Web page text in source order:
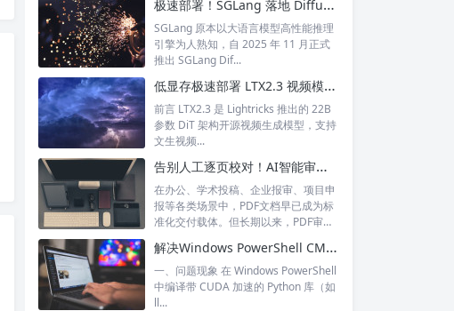
极速部署！SGLang 落地 Diffusers 图像生成模型全教程
SGLang 原本以大语言模型高性能推理
引擎为人熟知，自 2025 年 11 月正式
推出 SGLang Dif...
低显存极速部署 LTX2.3 视频模型｜BBuf ltx23-modelopt-fp8-sglang-transformer 完整解析
前言 LTX2.3 是 Lightricks 推出的 22B
参数 DiT 架构开源视频生成模型，支持
文生视频...
告别人工逐页校对！AI智能审稿系统，一站式搞定PDF文档合规审核
在办公、学术投稿、企业报审、项目申
报等各类场景中，PDF文档早已成为标
准化交付载体。但长期以来，PDF审稿
解决Windows PowerShell CMAKE_ARGS 报错：无法识别 cmdlet、函数、脚本文件
一、问题现象 在 Windows PowerShell
中编译带 CUDA 加速的 Python 库（如
ll...